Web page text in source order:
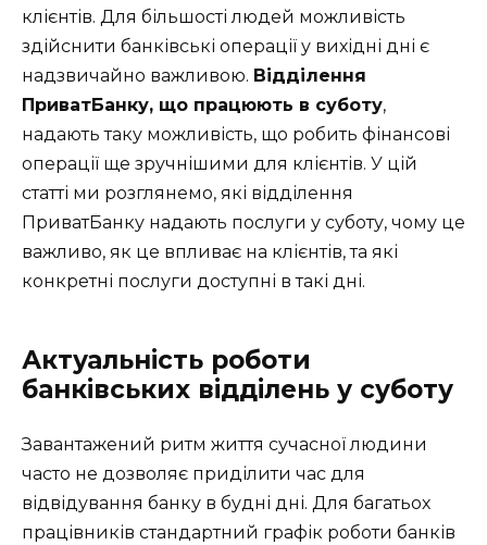
клієнтів. Для більшості людей можливість
здійснити банківські операції у вихідні дні є
надзвичайно важливою. Відділення
ПриватБанку, що працюють в суботу,
надають таку можливість, що робить фінансові
операції ще зручнішими для клієнтів. У цій
статті ми розглянемо, які відділення
ПриватБанку надають послуги у суботу, чому це
важливо, як це впливає на клієнтів, та які
конкретні послуги доступні в такі дні.
Актуальність роботи
банківських відділень у суботу
Завантажений ритм життя сучасної людини
часто не дозволяє приділити час для
відвідування банку в будні дні. Для багатьох
працівників стандартний графік роботи банків